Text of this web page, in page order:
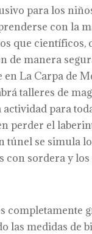
para los
con la
que científicos,
de manera
en La Carpa de
talleres de
para
perder el
túnel se simula
con sordera y
completamente
las medidas de